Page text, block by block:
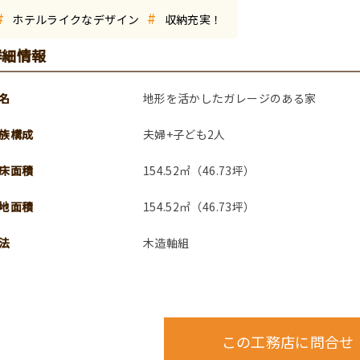
ホテルライクなデザイン # 収納充実！
情報
地形を活かしたガレージのある家
構成 夫婦+子ども2人
面積 154.52㎡（46.73坪）
面積 154.52㎡（46.73坪）
木造軸組
この工務店に問合せ